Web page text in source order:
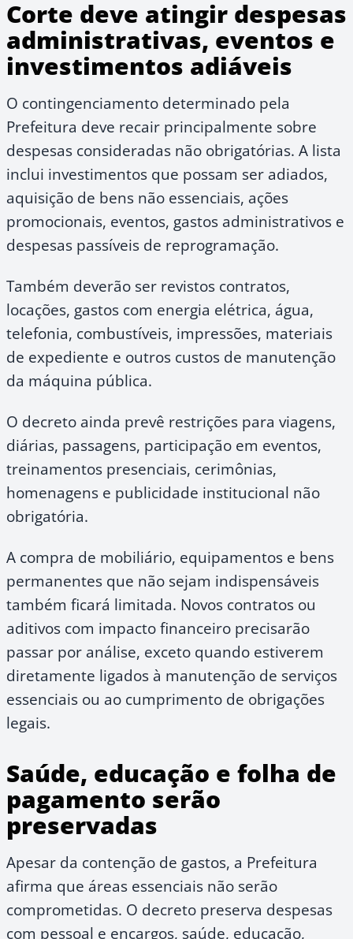
Corte deve atingir despesas
administrativas, eventos e
investimentos adiáveis
O contingenciamento determinado pela
Prefeitura deve recair principalmente sobre
despesas consideradas não obrigatórias. A lista
inclui investimentos que possam ser adiados,
aquisição de bens não essenciais, ações
promocionais, eventos, gastos administrativos e
despesas passíveis de reprogramação.
Também deverão ser revistos contratos,
locações, gastos com energia elétrica, água,
telefonia, combustíveis, impressões, materiais
de expediente e outros custos de manutenção
da máquina pública.
O decreto ainda prevê restrições para viagens,
diárias, passagens, participação em eventos,
treinamentos presenciais, cerimônias,
homenagens e publicidade institucional não
obrigatória.
A compra de mobiliário, equipamentos e bens
permanentes que não sejam indispensáveis
também ficará limitada. Novos contratos ou
aditivos com impacto financeiro precisarão
passar por análise, exceto quando estiverem
diretamente ligados à manutenção de serviços
essenciais ou ao cumprimento de obrigações
legais.
Saúde, educação e folha de
pagamento serão
preservadas
Apesar da contenção de gastos, a Prefeitura
afirma que áreas essenciais não serão
comprometidas. O decreto preserva despesas
com pessoal e encargos, saúde, educação,